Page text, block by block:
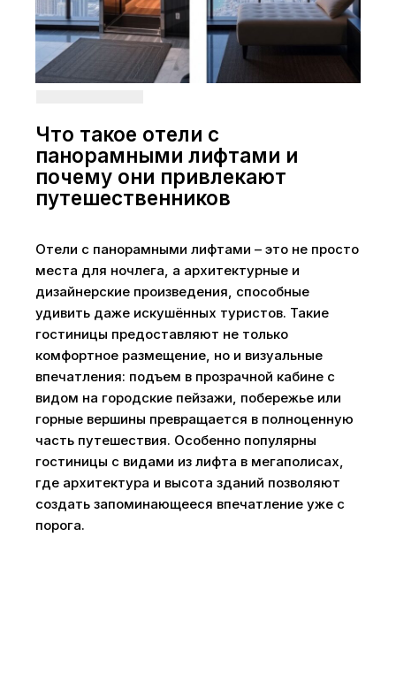
Что такое отели с
панорамными лифтами и
почему они привлекают
путешественников
Отели с панорамными лифтами – это не просто
места для ночлега, а архитектурные и
дизайнерские произведения, способные
удивить даже искушённых туристов. Такие
гостиницы предоставляют не только
комфортное размещение, но и визуальные
впечатления: подъем в прозрачной кабине с
видом на городские пейзажи, побережье или
горные вершины превращается в полноценную
часть путешествия. Особенно популярны
гостиницы с видами из лифта в мегаполисах,
где архитектура и высота зданий позволяют
создать запоминающееся впечатление уже с
порога.